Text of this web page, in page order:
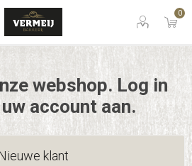
0
webshop. Log in
account aan.
Nieuwe klant